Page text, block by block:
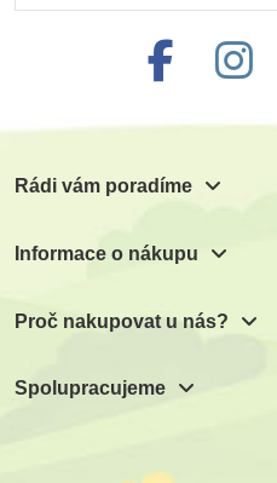
139 Kč
Rádi vám poradíme
Informace o nákupu
Proč nakupovat u nás?
Spolupracujeme